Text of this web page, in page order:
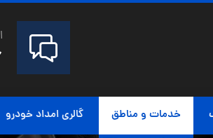
خدمات و مناطق گالری امداد خودرو